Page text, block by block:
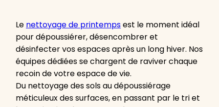
Le nettoyage de printempsest le moment idéal
pour dépoussiérer, désencombrer et
désinfecter vos espaces après un long hiver. Nos
équipes dédiées se chargent de raviver chaque
recoin de votre espace de vie.
Du nettoyage des sols au dépoussiérage
méticuleux des surfaces, en passant par le tri et